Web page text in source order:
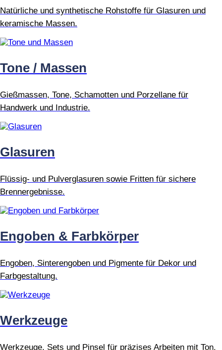
Natürliche und synthetische Rohstoffe für Glasuren und
keramische Massen.
Tone / Massen
Gießmassen, Tone, Schamotten und Porzellane für
Handwerk und Industrie.
Glasuren
Flüssig- und Pulverglasuren sowie Fritten für sichere
Brennergebnisse.
Engoben & Farbkörper
Engoben, Sinterengoben und Pigmente für Dekor und
Farbgestaltung.
Werkzeuge
Werkzeuge, Sets und Pinsel für präzises Arbeiten mit Ton.